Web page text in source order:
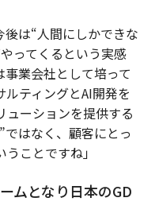
後は“人間にしかできな
ってくるという実感
業会社として培って
ティングとAI開発を
ューションを提供する
ではなく、顧客にとっ
ことですね」
ムとなり日本のGD